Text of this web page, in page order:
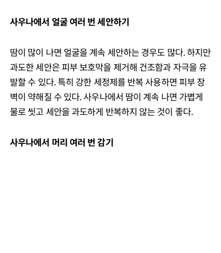
사우나에서 얼굴 여러 번 세안하기
땀이 많이 나면 얼굴을 계속 세안하는 경우도 많다. 하지만
과도한 세안은 피부 보호막을 제거해 건조함과 자극을 유
발할 수 있다. 특히 강한 세정제를 반복 사용하면 피부 장
벽이 약해질 수 있다. 사우나에서 땀이 계속 나면 가볍게
물로 씻고 세안을 과도하게 반복하지 않는 것이 좋다.
사우나에서 머리 여러 번 감기